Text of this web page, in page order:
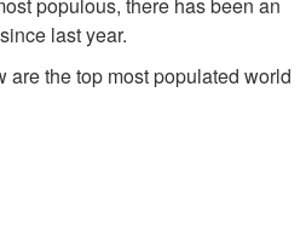
last year.
are the top most populated world